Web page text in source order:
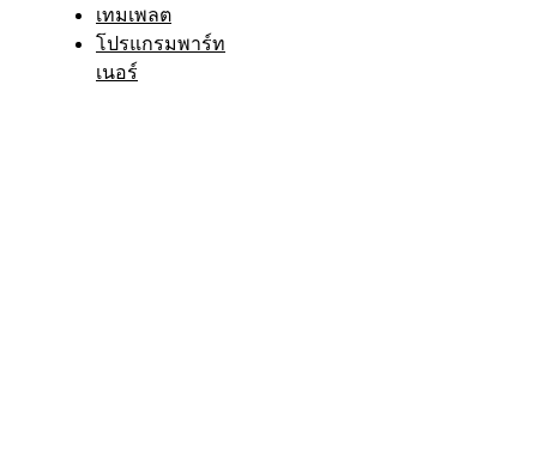
เทมเพลต
โปรแกรมพาร์ท
เนอร์